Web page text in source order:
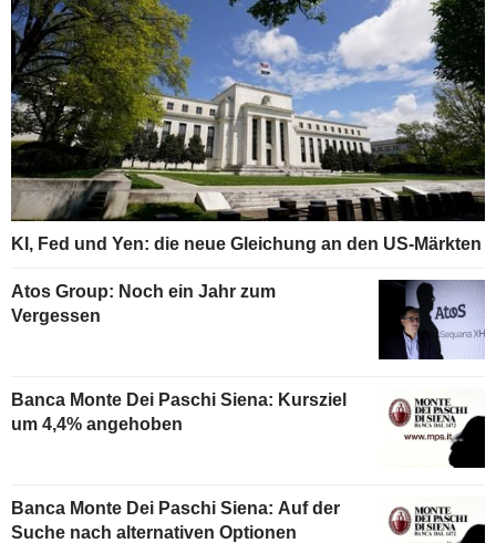
KI, Fed und Yen: die neue Gleichung an den US-Märkten
Atos Group: Noch ein Jahr zum
Vergessen
Banca Monte Dei Paschi Siena: Kursziel
um 4,4% angehoben
Banca Monte Dei Paschi Siena: Auf der
Suche nach alternativen Optionen